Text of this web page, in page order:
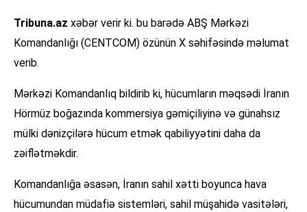
Tribuna.az xəbər verir ki. bu barədə ABŞ Mərkəzi
Komandanlığı (CENTCOM) özünün X səhifəsində məlumat
verib.
Mərkəzi Komandanlıq bildirib ki, hücumların məqsədi İranın
Hörmüz boğazında kommersiya gəmiçiliyinə və günahsız
mülki dənizçilərə hücum etmək qabiliyyətini daha da
zəiflətməkdir.
Komandanlığa əsasən, İranın sahil xətti boyunca hava
hücumundan müdafiə sistemləri, sahil müşahidə vasitələri,